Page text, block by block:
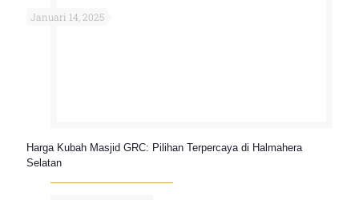
Januari 14, 2025
Harga Kubah Masjid GRC: Pilihan Terpercaya di Halmahera
Selatan